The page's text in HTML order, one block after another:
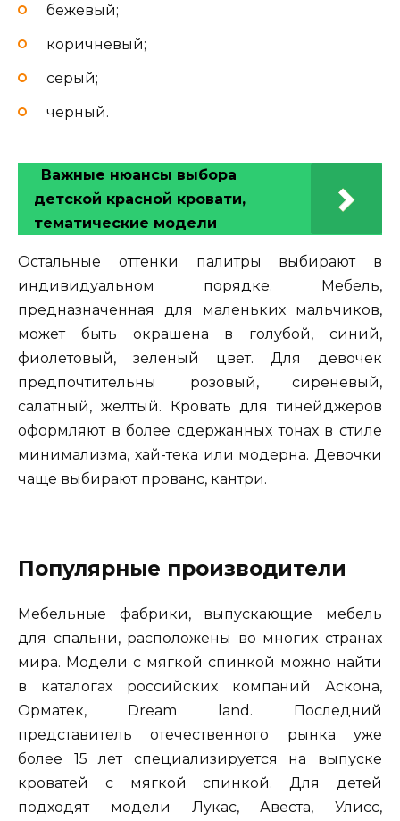
бежевый;
коричневый;
серый;
черный.
Важные нюансы выбора
детской красной кровати,
тематические модели
Остальные оттенки палитры выбирают в
индивидуальном порядке. Мебель,
предназначенная для маленьких мальчиков,
может быть окрашена в голубой, синий,
фиолетовый, зеленый цвет. Для девочек
предпочтительны розовый, сиреневый,
салатный, желтый. Кровать для тинейджеров
оформляют в более сдержанных тонах в стиле
минимализма, хай-тека или модерна. Девочки
чаще выбирают прованс, кантри.
Популярные производители
Мебельные фабрики, выпускающие мебель
для спальни, расположены во многих странах
мира. Модели с мягкой спинкой можно найти
в каталогах российских компаний Аскона,
Орматек, Dream land. Последний
представитель отечественного рынка уже
более 15 лет специализируется на выпуске
кроватей с мягкой спинкой. Для детей
подходят модели Лукас, Авеста, Улисс,